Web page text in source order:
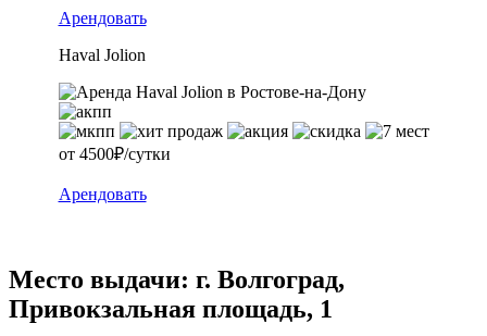
Арендовать
Haval Jolion
от 4500₽/сутки
Арендовать
Место выдачи: г. Волгоград,
Привокзальная площадь, 1